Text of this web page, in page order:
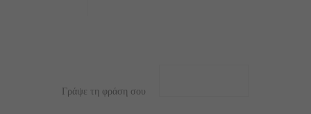
Γράψε τη φράση σου